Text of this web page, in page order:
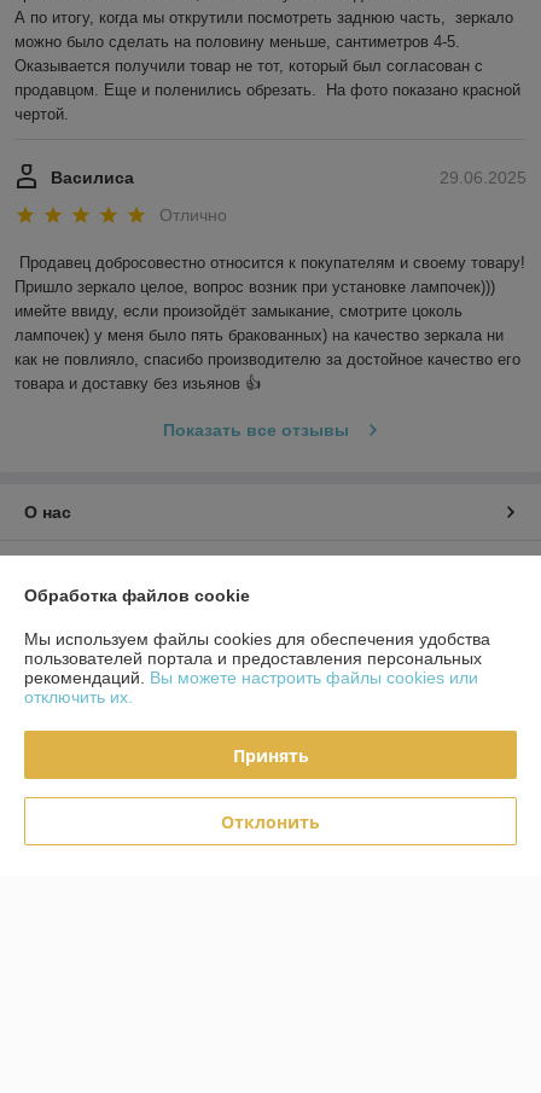
А по итогу, когда мы открутили посмотреть заднюю часть,  зеркало
можно было сделать на половину меньше, сантиметров 4-5.
Оказывается получили товар не тот, который был согласован с
продавцом. Еще и поленились обрезать.  На фото показано красной
чертой.
29.06.2025
Василиса
Отлично
Продавец добросовестно относится к покупателям и своему товару!
Пришло зеркало целое, вопрос возник при установке лампочек)))
имейте ввиду, если произойдёт замыкание, смотрите цоколь
лампочек) у меня было пять бракованных) на качество зеркала ни
как не повлияло, спасибо производителю за достойное качество его
товара и доставку без изьянов 👍
Показать все отзывы
О нас
График работы
Полная версия сайта
Политика обработки cookies
Обработка файлов cookie
Мы используем файлы cookies для обеспечения удобства
пользователей портала и предоставления персональных
рекомендаций. Вы можете настроить файлы cookies или
отключить их.
Принять
Отклонить